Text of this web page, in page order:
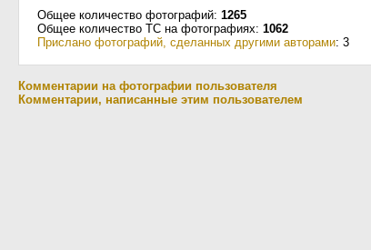
Общее количество фотографий: 1265
Общее количество ТС на фотографиях: 1062
Прислано фотографий, сделанных другими авторами: 3
Комментарии на фотографии пользователя
Комментарии, написанные этим пользователем